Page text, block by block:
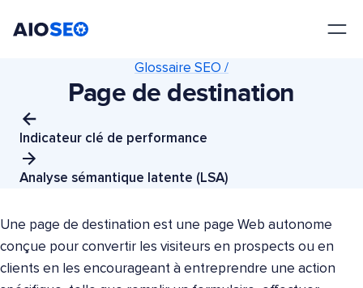
Indicateur clé de performance
Glossaire SEO /
Page de destination
Analyse sémantique latente (LSA)
Une page de destination est une page Web autonome
conçue pour convertir les visiteurs en prospects ou en
clients en les encourageant à entreprendre une action